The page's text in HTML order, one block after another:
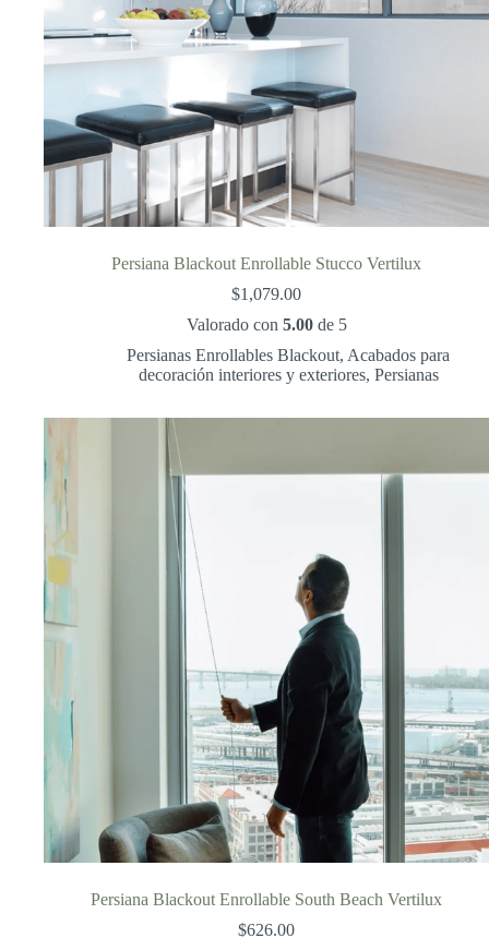
Persiana Blackout Enrollable Stucco Vertilux
$1,079.00
Valorado con 5.00de 5
Persianas Enrollables Blackout, Acabados para
decoración interiores y exteriores, Persianas
Persiana Blackout Enrollable South Beach Vertilux
$626.00